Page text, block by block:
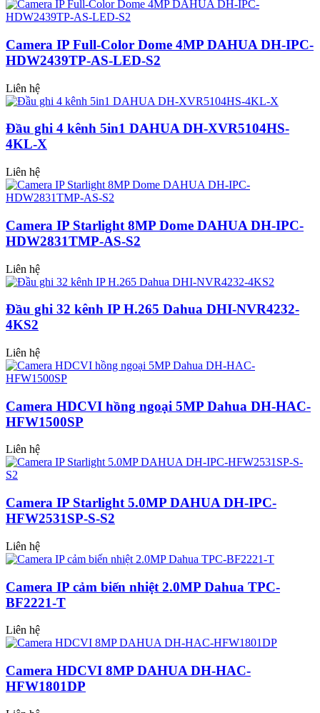
Camera IP Full-Color Dome 4MP DAHUA DH-IPC-
HDW2439TP-AS-LED-S2
Liên hệ
Đầu ghi 4 kênh 5in1 DAHUA DH-XVR5104HS-
4KL-X
Liên hệ
Camera IP Starlight 8MP Dome DAHUA DH-IPC-
HDW2831TMP-AS-S2
Liên hệ
Đầu ghi 32 kênh IP H.265 Dahua DHI-NVR4232-
4KS2
Liên hệ
Camera HDCVI hồng ngoại 5MP Dahua DH-HAC-
HFW1500SP
Liên hệ
Camera IP Starlight 5.0MP DAHUA DH-IPC-
HFW2531SP-S-S2
Liên hệ
Camera IP cảm biến nhiệt 2.0MP Dahua TPC-
BF2221-T
Liên hệ
Camera HDCVI 8MP DAHUA DH-HAC-
HFW1801DP